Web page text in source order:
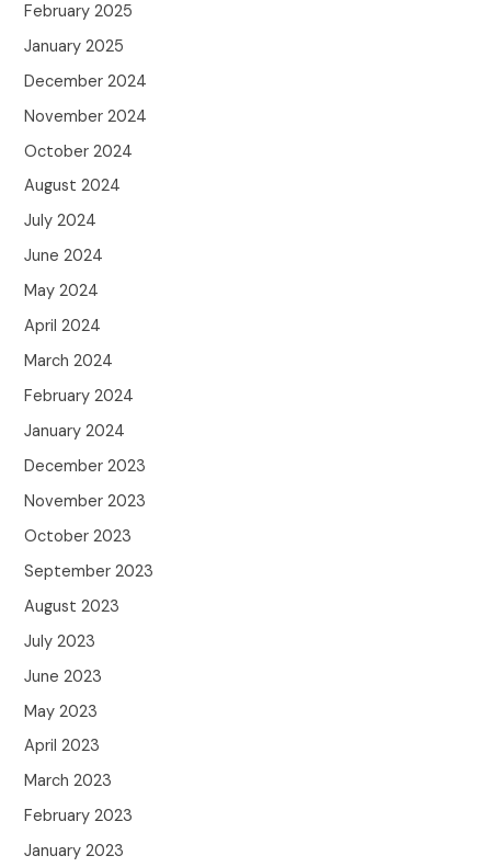
February 2025
January 2025
December 2024
November 2024
October 2024
August 2024
July 2024
June 2024
May 2024
April 2024
March 2024
February 2024
January 2024
December 2023
November 2023
October 2023
September 2023
August 2023
July 2023
June 2023
May 2023
April 2023
March 2023
February 2023
January 2023